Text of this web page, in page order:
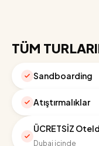
TÜM
Sandboarding
Atıştırmalıklar
ÜCRETSİZ
Dubai içinde